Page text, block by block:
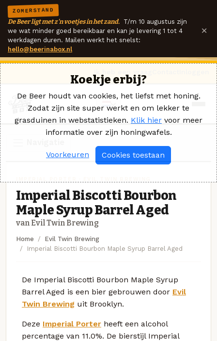
ZOMERSTAND
De Beer ligt met z'n voetjes in het zand. T/m 10 augustus zijn
we wat minder goed bereikbaar en kan je levering 1 tot 4
werkdagen duren. Mailen werkt het snelst:
hello@beerinabox.nl
×
Imperial Biscotti Bourbon
Maple Syrup Barrel Aged
van Evil Twin Brewing
Home
Evil Twin Brewing
Imperial Biscotti Bourbon Maple Syrup Barrel Aged
De Imperial Biscotti Bourbon Maple Syrup
Barrel Aged is een bier gebrouwen door Evil
Twin Brewing uit Brooklyn.
Deze Imperial Porter heeft een alcohol
percentage van 11.0%. De bierstijl Imperial
Koekje erbij?
De Beer houdt van cookies, het liefst met honing.
Zodat zijn site super werkt en om lekker te
grasduinen in webstatistieken. Klik hier voor meer
informatie over zijn honingwafels.
Voorkeuren Cookies toestaan